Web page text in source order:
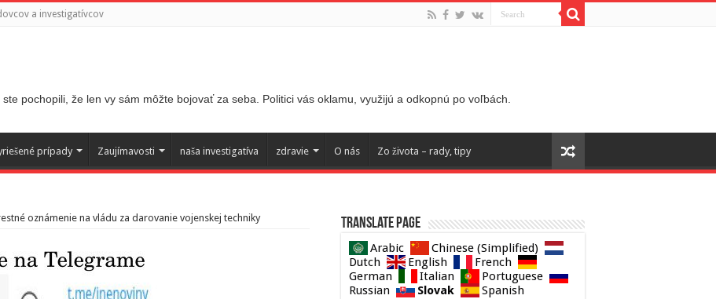
a investigatívcov
pochopili, že len vy sám môžte bojovať za seba. Politici vás oklamu, využijú a odkopnú po voľbách.
prípady Zaujímavosti naša investigatíva zdravie O nás Zo života – rady, tipy
oznámenie na vládu za darovanie vojenskej techniky Translate page
Arabic
Chinese (Simplified)
Dutch
English
French
German
Italian
Portuguese
Russian
Slovak Spanish